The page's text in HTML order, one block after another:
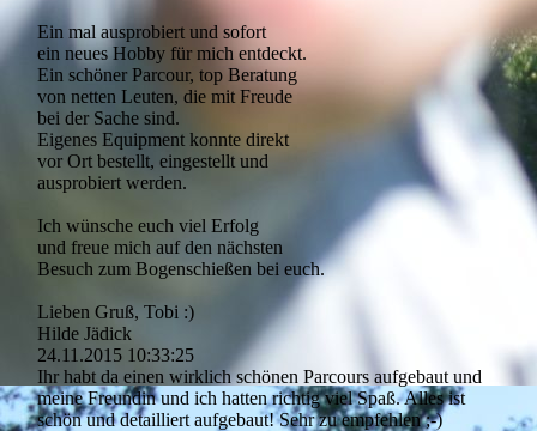
Ein mal ausprobiert und sofort
ein neues Hobby für mich entdeckt.
Ein schöner Parcour, top Beratung
von netten Leuten, die mit Freude
bei der Sache sind.
Eigenes Equipment konnte direkt
vor Ort bestellt, eingestellt und
ausprobiert werden.
Ich wünsche euch viel Erfolg
und freue mich auf den nächsten
Besuch zum Bogenschießen bei euch.
Lieben Gruß, Tobi :)
Hilde Jädick
24.11.2015 10:33:25
Ihr habt da einen wirklich schönen Parcours aufgebaut und
meine Freundin und ich hatten richtig viel Spaß. Alles ist
schön und detailliert aufgebaut! Sehr zu empfehlen ;-)